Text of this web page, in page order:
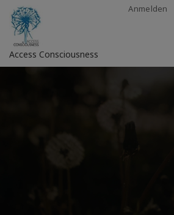
Anmelden
Access Consciousness